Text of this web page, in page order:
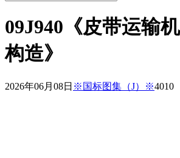
09J940《皮带运输
构造》
2026年06月08日 ※国标图集（J）※4010